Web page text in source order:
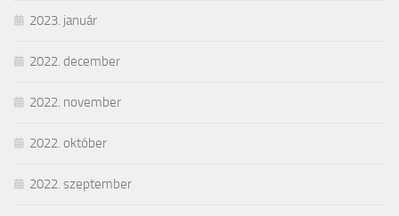
2023. január
2022. december
2022. november
2022. október
2022. szeptember